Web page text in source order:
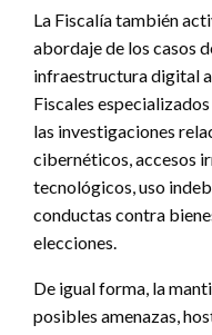
La Fiscalía también
abordaje de los casos
infraestructura digital
Fiscales
las investigaciones
cibernéticos, accesos
tecnológicos, uso
conductas contra
elecciones.
De igual forma, la
posibles amenazas,